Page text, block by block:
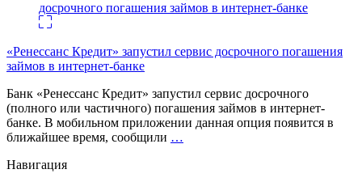
«Ренессанс Кредит» запустил сервис досрочного погашения
займов в интернет-банке
Банк «Ренессанс Кредит» запустил сервис досрочного
(полного или частичного) погашения займов в интернет-
банке. В мобильном приложении данная опция появится в
ближайшее время, сообщили …
Навигация